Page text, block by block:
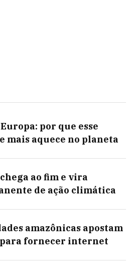
por que esse
mais aquece no planeta
ao fim e vira
de ação climática
amazônicas apostam
fornecer internet